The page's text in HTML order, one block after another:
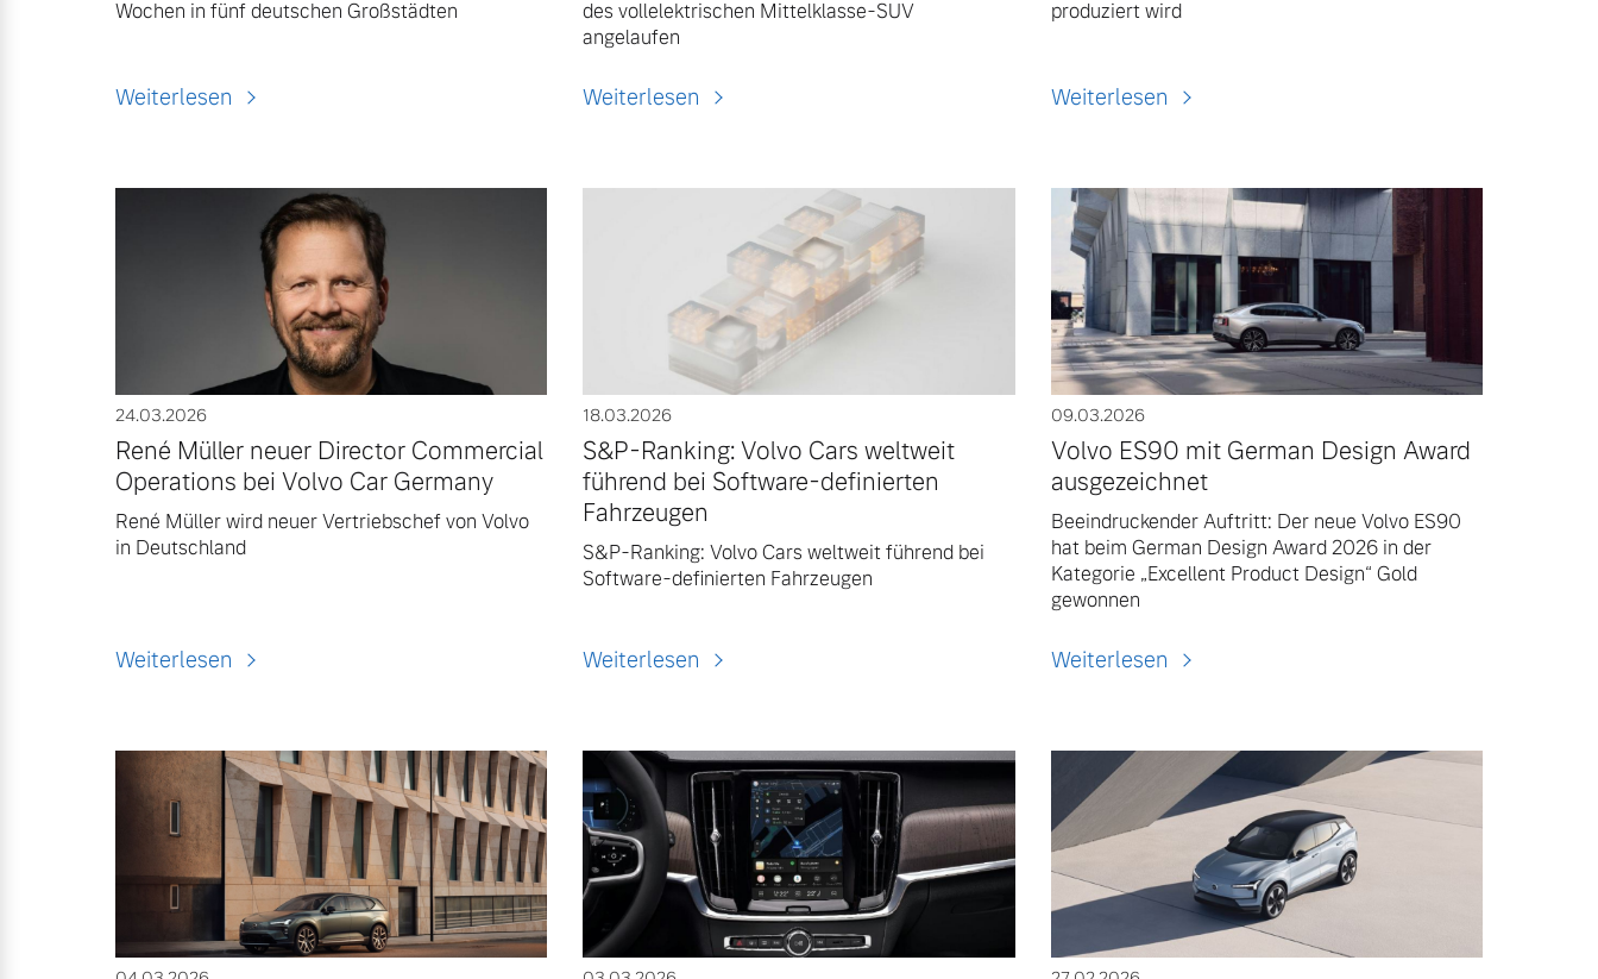
Wochen in fünf deutschen Großstädten
Weiterlesen
des vollelektrischen Mittelklasse-SUV
angelaufen
Weiterlesen
produziert wird
Weiterlesen
24.03.2026
René Müller neuer Director Commercial
Operations bei Volvo Car Germany
René Müller wird neuer Vertriebschef von Volvo
in Deutschland
Weiterlesen
18.03.2026
S&P-Ranking: Volvo Cars weltweit
führend bei Software-definierten
Fahrzeugen
S&P-Ranking: Volvo Cars weltweit führend bei
Software-definierten Fahrzeugen
Weiterlesen
09.03.2026
Volvo ES90 mit German Design Award
ausgezeichnet
Beeindruckender Auftritt: Der neue Volvo ES90
hat beim German Design Award 2026 in der
Kategorie „Excellent Product Design“ Gold
gewonnen
Weiterlesen